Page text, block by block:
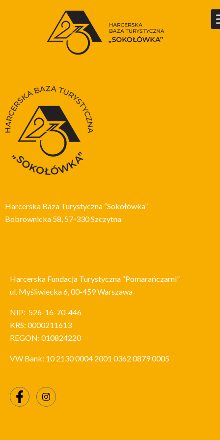
Harcerska Baza Turystyczna “Sokołówka”
Bobrownicka 58, 57-330 Szczytna
Harcerska Fundacja Turystyczna “Pomarańczarni”
ul. Myśliwiecka 6, 00-459 Warszawa
NIP: 526-16-70-446
KRS: 0000211613
REGON: 010824220
VW Bank: 10 2130 0004 2001 0362 0879 0005